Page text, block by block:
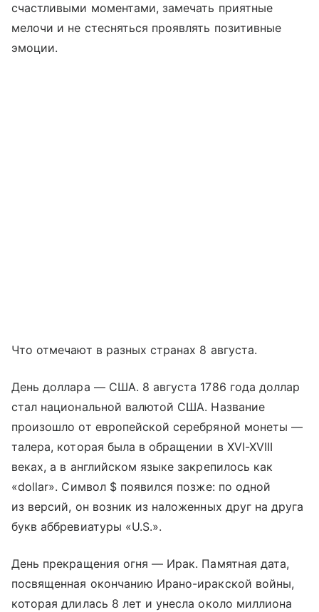
счастливыми моментами, замечать приятные
мелочи и не стесняться проявлять позитивные
эмоции.
Что отмечают в разных странах 8 августа.
День доллара — США. 8 августа 1786 года доллар
стал национальной валютой США. Название
произошло от европейской серебряной монеты —
талера, которая была в обращении в XVI-XVIII
веках, а в английском языке закрепилось как
«dollar». Символ $ появился позже: по одной
из версий, он возник из наложенных друг на друга
букв аббревиатуры «U.S.».
День прекращения огня — Ирак. Памятная дата,
посвященная окончанию Ирано-иракской войны,
которая длилась 8 лет и унесла около миллиона